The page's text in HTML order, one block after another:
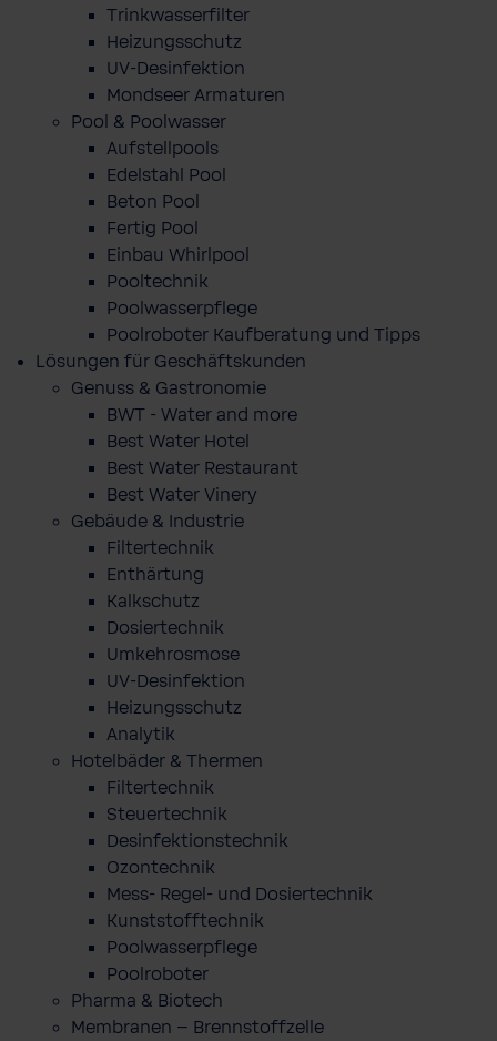
Trinkwasserfilter
Heizungsschutz
UV-Desinfektion
Mondseer Armaturen
Pool & Poolwasser
Aufstellpools
Edelstahl Pool
Beton Pool
Fertig Pool
Einbau Whirlpool
Pooltechnik
Poolwasserpflege
Poolroboter Kaufberatung und Tipps
Lösungen für Geschäftskunden
Genuss & Gastronomie
BWT - Water and more
Best Water Hotel
Best Water Restaurant
Best Water Vinery
Gebäude & Industrie
Filtertechnik
Enthärtung
Kalkschutz
Dosiertechnik
Umkehrosmose
UV-Desinfektion
Heizungsschutz
Analytik
Hotelbäder & Thermen
Filtertechnik
Steuertechnik
Desinfektionstechnik
Ozontechnik
Mess- Regel- und Dosiertechnik
Kunststofftechnik
Poolwasserpflege
Poolroboter
Pharma & Biotech
Membranen – Brennstoffzelle